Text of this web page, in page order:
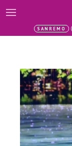
SANREMO